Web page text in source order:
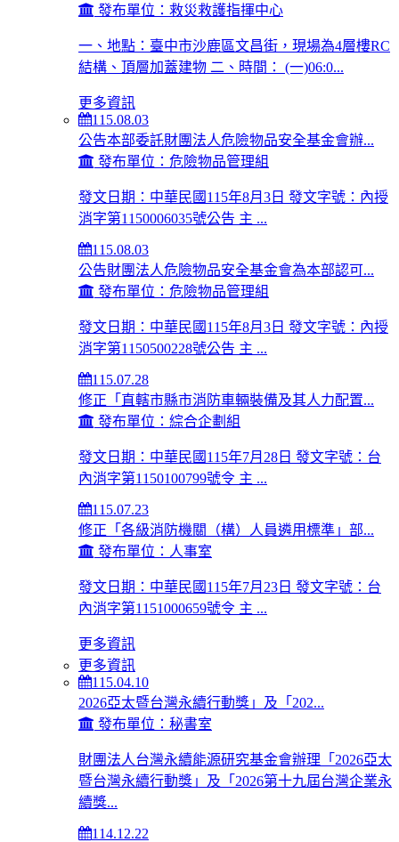
發布單位：救災救護指揮中心
一、地點：臺中市沙鹿區文昌街，現場為4層樓RC
結構、頂層加蓋建物 二、時間： (一)06:0...
更多資訊
115.08.03
公告本部委託財團法人危險物品安全基金會辦...
發布單位：危險物品管理組
發文日期：中華民國115年8月3日 發文字號：內授
消字第1150006035號公告 主 ...
115.08.03
公告財團法人危險物品安全基金會為本部認可...
發布單位：危險物品管理組
發文日期：中華民國115年8月3日 發文字號：內授
消字第1150500228號公告 主 ...
115.07.28
修正「直轄市縣市消防車輛裝備及其人力配置...
發布單位：綜合企劃組
發文日期：中華民國115年7月28日 發文字號：台
內消字第1150100799號令 主 ...
115.07.23
修正「各級消防機關（構）人員遴用標準」部...
發布單位：人事室
發文日期：中華民國115年7月23日 發文字號：台
內消字第1151000659號令 主 ...
更多資訊
更多資訊
115.04.10
2026亞太暨台灣永續行動獎」及「202...
發布單位：秘書室
財團法人台灣永續能源研究基金會辦理「2026亞太
暨台灣永續行動獎」及「2026第十九屆台灣企業永
續獎...
114.12.22